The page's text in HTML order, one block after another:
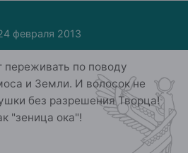
февраля 2013
по поводу
и Земли. И волосок не
без разрешения Творца!
"зеница ока"!